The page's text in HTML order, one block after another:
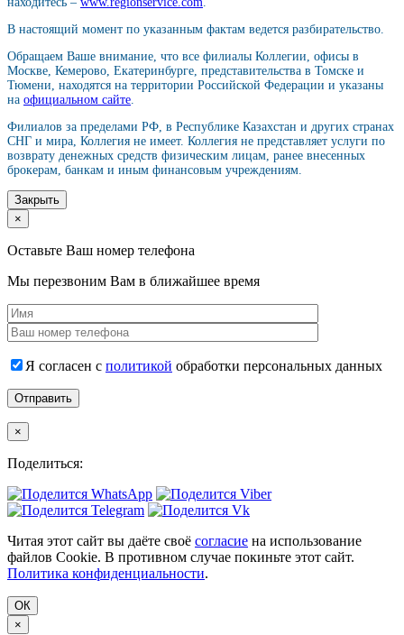
В настоящий момент по указанным фактам ведется разбирательство.
Обращаем Ваше внимание, что все филиалы Коллегии, офисы в
Москве, Кемерово, Екатеринбурге, представительства в Томске и
Тюмени, находятся на территории Российской Федерации и указаны
на официальном сайте
Филиалов за пределами РФ, в Республике Казахстан и других странах
СНГ и мира, Коллегия не имеет. Коллегия не представляет услуги по
возврату денежных средств физическим лицам, ранее внесенных
брокерам, банкам и иным финансовым учреждениям.
Закрыть
×
Оставьте Ваш номер телефона
Мы перезвоним Вам в ближайшее время
Я согласен с политикой обработки персональных данных
×
Поделиться:
Читая этот сайт вы даёте своё согласие на использование
файлов Cookie. В противном случае покиньте этот сайт.
Политика конфиденциальности.
ОК
×